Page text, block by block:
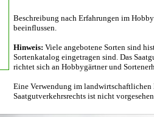
Beschreibung nach Erfahrungen im
beeinflussen.
Hinweis: Viele angebotene Sorten sind
Sortenkatalog eingetragen sind. Das
richtet sich an Hobbygärtner und
Eine Verwendung im landwirtschaftlichen
Saatgutverkehrsrechts ist nicht